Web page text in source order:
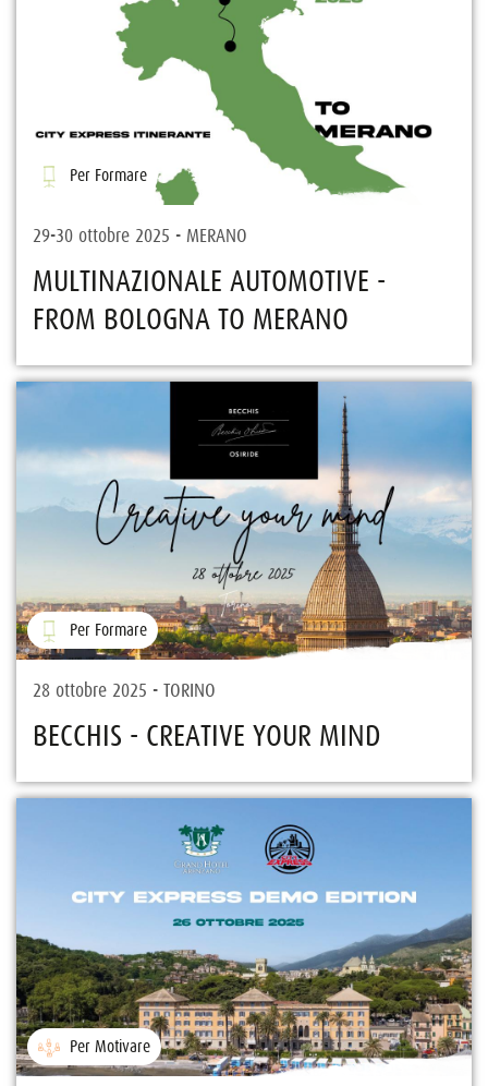
Per Formare
29-30 ottobre 2025 - MERANO
MULTINAZIONALE AUTOMOTIVE -
FROM BOLOGNA TO MERANO
Per Formare
28 ottobre 2025 - TORINO
BECCHIS - CREATIVE YOUR MIND
Per Motivare